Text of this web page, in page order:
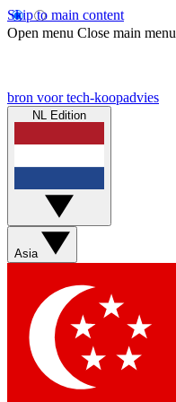
Skip to main content
Open menu Close main menu
bron voor tech-koopadvies
NL Edition
Asia